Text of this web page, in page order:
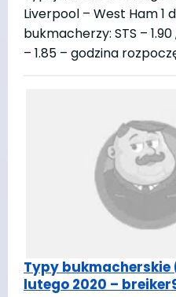
Liverpool – West Ham 1
bukmacherzy: STS –
– 1.85 – godzina
Typy bukmacherskie
lutego 2020 –